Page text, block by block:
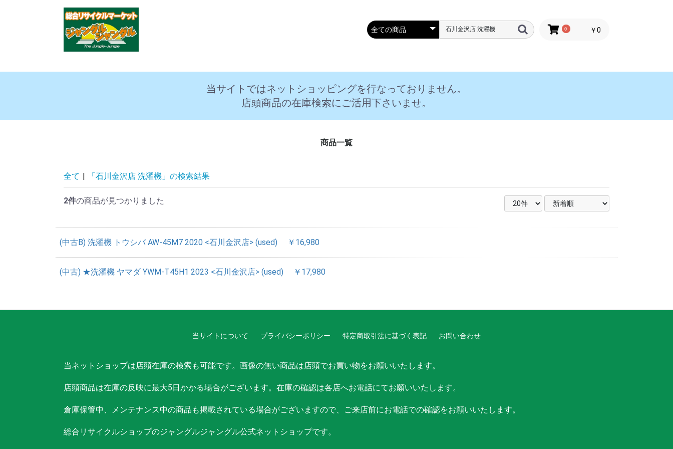
0 ￥0
当サイトではネットショッピングを行なっておりません。
店頭商品の在庫検索にご活用下さいませ。
商品一覧
全て | 「石川金沢店 洗濯機」の検索結果
2件の商品が見つかりました
(中古B) 洗濯機 トウシバ AW-45M7 2020 <石川金沢店> (used) ￥16,980
(中古) ★洗濯機 ヤマダ YWM-T45H1 2023 <石川金沢店> (used) ￥17,980
当サイトについて プライバシーポリシー 特定商取引法に基づく表記 お問い合わせ
当ネットショップは店頭在庫の検索も可能です。画像の無い商品は店頭でお買い物をお願いいたします。
店頭商品は在庫の反映に最大5日かかる場合がございます。在庫の確認は各店へお電話にてお願いいたします。
倉庫保管中、メンテナンス中の商品も掲載されている場合がございますので、ご来店前にお電話での確認をお願いいたします。
総合リサイクルショップのジャングルジャングル公式ネットショップです。